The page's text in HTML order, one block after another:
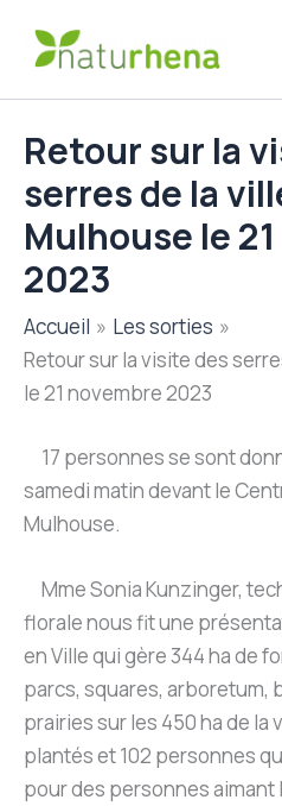
Retour sur la
serres de la
Mulhouse le
2023
Accueil
Les sorties
Retour sur la visite des
le 21 novembre 2023
17 personnes se sont
samedi matin devant le
Mulhouse.
Mme Sonia Kunzinger,
florale nous fit une
en Ville qui gère 344 ha de
parcs, squares, arboretum,
prairies sur les 450 ha de la
plantés et 102 personnes
pour des personnes aimant